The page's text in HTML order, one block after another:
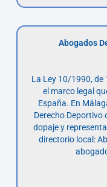
Abogados
La Ley 10/1990, de
el marco legal
España. En
Derecho Deportivo
dopaje y
directorio local: